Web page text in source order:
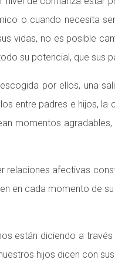
o cuando necesita
vidas, no es posible
su potencial, que sus
por ellos, una
entre padres e hijos,
momentos
afectivas
en cada momento de
están diciendo a
hijos dicen con